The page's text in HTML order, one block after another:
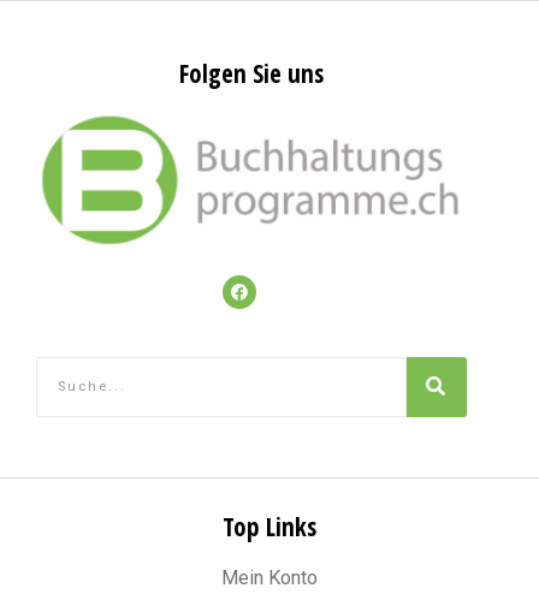
Folgen Sie uns
Top Links
Mein Konto